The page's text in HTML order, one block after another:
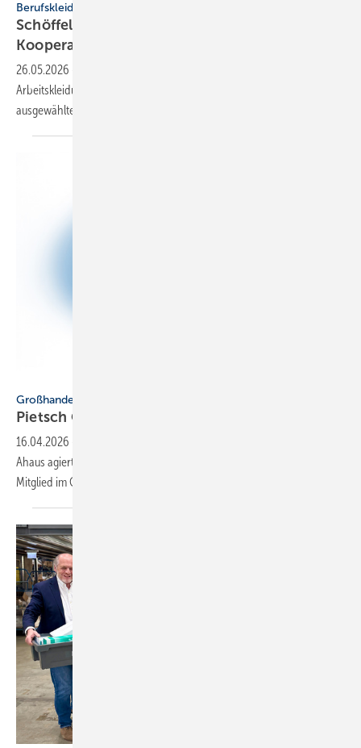
Berufskleidung
Schöffel Pro und Richter+­Frenzel star­ten
Ko­ope­ra­ti­on
26.05.2026
Arbeitskleidung der Workwear-Marke gibt es ab sofort in
ausgewählten Profistores des
Großhandel
Pietsch Gruppe richtet sich strate­gisch neu
16.04.2026
Ahaus agiert künf­tig unab­hängig von der HBG – bleibt aber größ­tes
Mit­glied imGSH.